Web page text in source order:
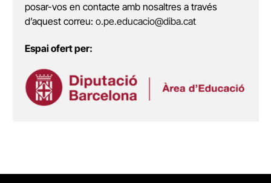
posar-vos en contacte amb nosaltres a través
d’aquest correu: o.pe.educacio@diba.cat
Espai ofert per: